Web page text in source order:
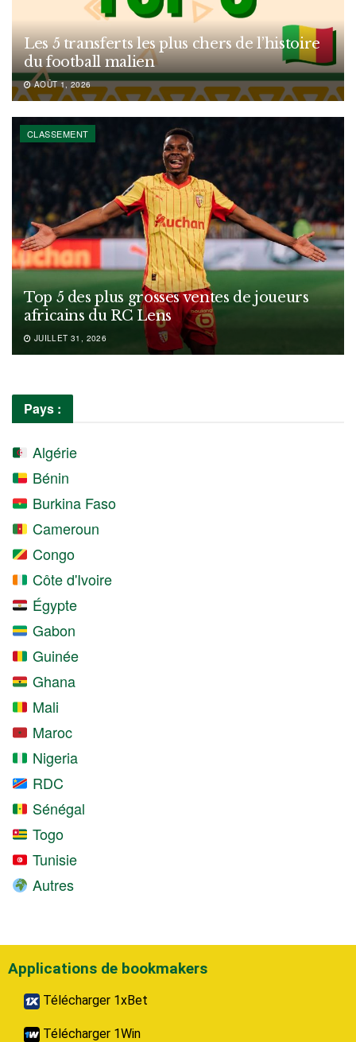
Les 5 transferts les plus chers de l’histoire
du football malien
AOÛT 1, 2026
CLASSEMENT
Top 5 des plus grosses ventes de joueurs
africains du RC Lens
JUILLET 31, 2026
Pays :
Algérie
Bénin
Burkina Faso
Cameroun
Congo
Côte d'Ivoire
Égypte
Gabon
Guinée
Ghana
Mali
Maroc
Nigeria
RDC
Sénégal
Togo
Tunisie
Autres
Applications de bookmakers
Télécharger 1xBet
Télécharger 1Win